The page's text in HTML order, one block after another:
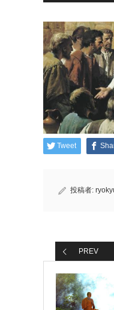
ヤ
ー
Tweet
投稿者:
PREV